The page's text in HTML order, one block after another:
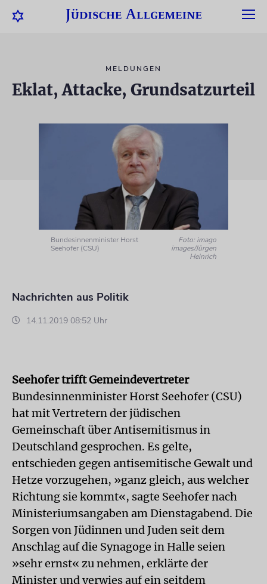
MELDUNGEN
Eklat, Attacke, Grundsatzurteil
Bundesinnenminister Horst
Seehofer (CSU)
Foto: imago
images/Jürgen
Heinrich
Nachrichten aus Politik
14.11.2019 08:52 Uhr
Seehofer trifft Gemeindevertreter
Bundesinnenminister Horst Seehofer (CSU)
hat mit Vertretern der jüdischen
Gemeinschaft über Antisemitismus in
Deutschland gesprochen. Es gelte,
entschieden gegen antisemitische Gewalt und
Hetze vorzugehen, »ganz gleich, aus welcher
Richtung sie kommt«, sagte Seehofer nach
Ministeriumsangaben am Dienstagabend. Die
Sorgen von Jüdinnen und Juden seit dem
Anschlag auf die Synagoge in Halle seien
»sehr ernst« zu nehmen, erklärte der
Minister und verwies auf ein seitdem